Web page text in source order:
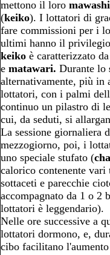
mettono il loro
(keiko). I lottatori di
fare commissioni per i
ultimi hanno il
keiko è caratterizzato
e matawari. Durante lo
alternativamente, più in
lottatori, con i palmi
continuo un pilastro di
cui, da seduti, si
La sessione giornaliera
mezzogiorno, poi, i
uno speciale stufato (
calorico contenente
sottaceti e parecchie
accompagnato da 1 o
lottatori è leggendario).
Nelle ore successive a
lottatori dormono, e,
cibo facilitano